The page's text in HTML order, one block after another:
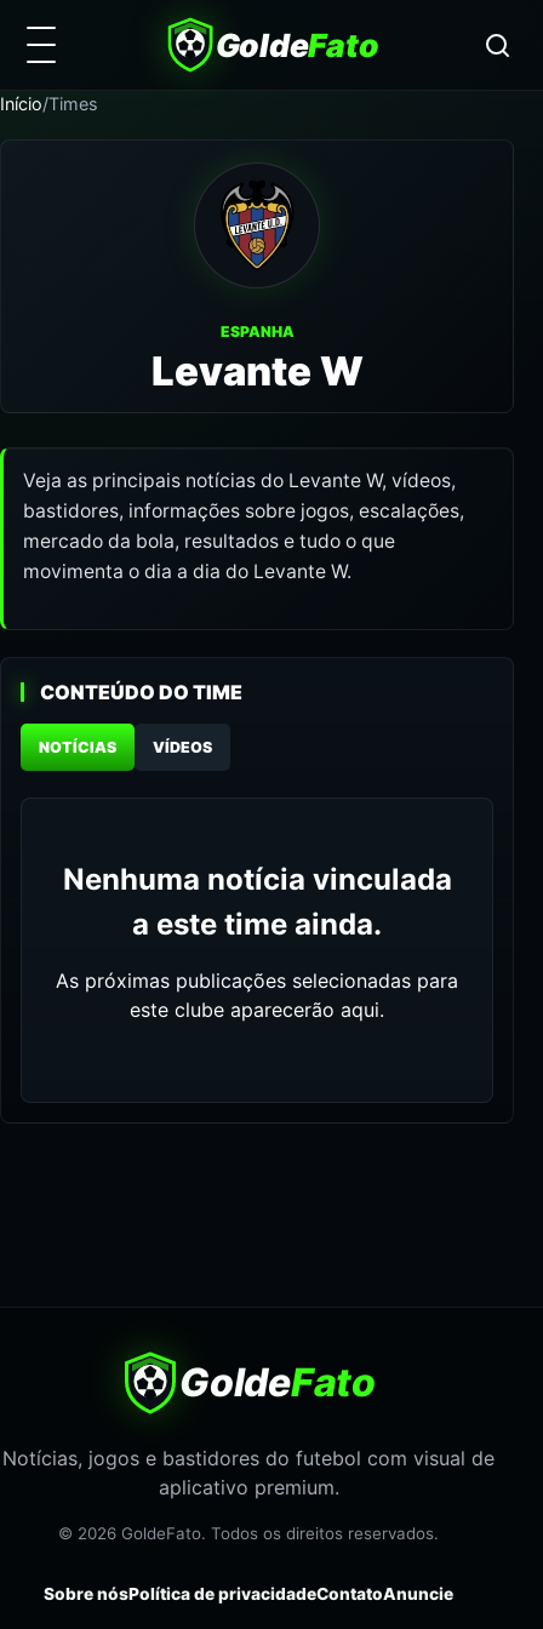
GoldeFato
Início/Times
ESPANHA
Levante W
Veja as principais notícias do Levante W, vídeos,
bastidores, informações sobre jogos, escalações,
mercado da bola, resultados e tudo o que
movimenta o dia a dia do Levante W.
CONTEÚDO DO TIME
NOTÍCIAS VÍDEOS
Nenhuma notícia vinculada
a este time ainda.
As próximas publicações selecionadas para
este clube aparecerão aqui.
GoldeFato
Notícias, jogos e bastidores do futebol com visual de
aplicativo premium.
© 2026 GoldeFato. Todos os direitos reservados.
Sobre nósPolítica de privacidadeContatoAnuncie